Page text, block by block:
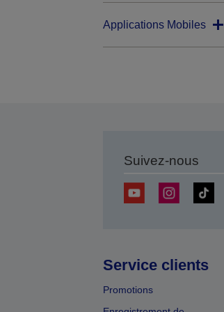
Applications Mobiles
Suivez-nous
Service clients
Promotions